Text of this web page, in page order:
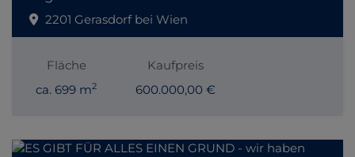
2201 Gerasdorf bei Wien
Fläche
ca. 699 m2
Kaufpreis
600.000,00 €